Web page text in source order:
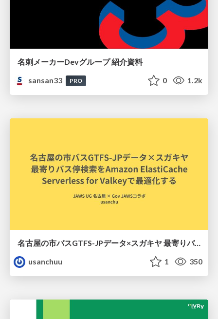
名刺メーカーDevグループ 紹介資料
sansan33
PRO 0 1.2k
名古屋の市バスGTFS-JPデータ×スガキヤ 最寄りバス停検索をAmazon ElastiCache Serverless for Valkeyで最適化する
usanchuu
1 350